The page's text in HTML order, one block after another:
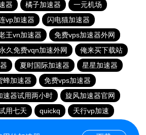
器 橘子加速器
一元机场
vp加速器
闪电猫加速器
王vn加速器
免费vps加速器外网
永久免费vqn加速外网
俺来买下载站
夏时国际加速器
星星加速器
蜂加速器
免费vps加速器
速器试用两小时
旋风加速器官网
用七天 quickq
天行vp加速